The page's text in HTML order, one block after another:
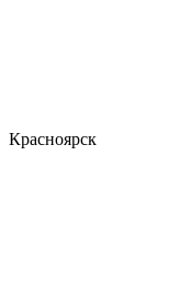
Красноярск